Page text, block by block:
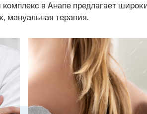
в Анапе предлагает
мануальная терапия.